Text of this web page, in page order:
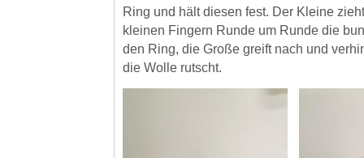
Ring und hält diesen fest. Der Kleine
kleinen Fingern Runde um Runde die
den Ring, die Große greift nach und
die Wolle rutscht.